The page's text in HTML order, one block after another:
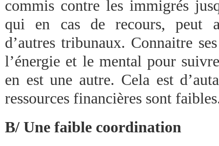
commis contre les immigrés
qui en cas de recours, peut
d’autres tribunaux. Connaitre
l’énergie et le mental pour
en est une autre. Cela est
ressources financières sont
B/ Une faible coordination